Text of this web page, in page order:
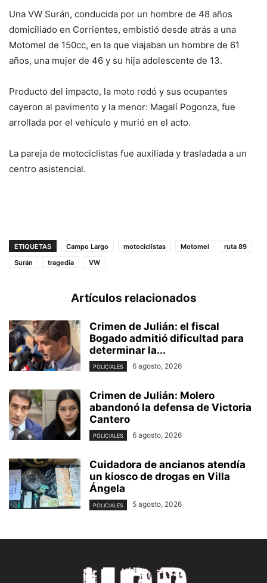
Una VW Surán, conducida por un hombre de 48 años
domiciliado en Corrientes, embistió desde atrás a una
Motomel de 150cc, en la que viajaban un hombre de 61
años, una mujer de 46 y su hija adolescente de 13.
Producto del impacto, la moto rodó y sus ocupantes
cayeron al pavimento y la menor: Magalí Pogonza, fue
arrollada por el vehículo y murió en el acto.
La pareja de motociclistas fue auxiliada y trasladada a un
centro asistencial.
ETIQUETAS Campo Largo motociclistas Motomel
ruta 89
Surán
tragedia VW
Artículos relacionados
Crimen de Julián: el fiscal
Bogado admitió dificultad para
determinar la...
POLICIALES 6 agosto, 2026
Crimen de Julián: Molero
abandonó la defensa de Victoria
Cantero
POLICIALES 6 agosto, 2026
Cuidadora de ancianos atendía
un kiosco de drogas en Villa
Ángela
POLICIALES 5 agosto, 2026